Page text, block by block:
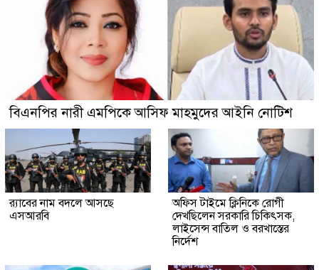
বিএনপির নারী এমপিকে আসিফ মাহমুদের আইনি নোটিশ
র‍্যাবের নাম বদলে আসছে
এসআরবি
অফিস টাইমে ক্লিনিকে রোগী
দেখছিলেন সরকারি চিকিৎসক,
লাইসেন্স বাতিল ও বরখাস্তের
নির্দেশ